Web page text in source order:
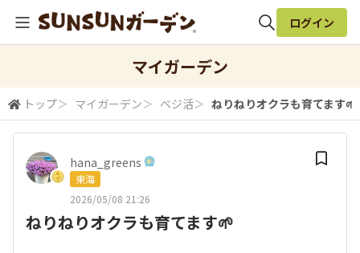
検索
ログイン
マイガーデン
トップ＞ マイガーデン＞ ベジ活＞ ねりねりオクラも育てます🌱
hana_greens
東海
2026/05/08 21:26
ねりねりオクラも育てます🌱